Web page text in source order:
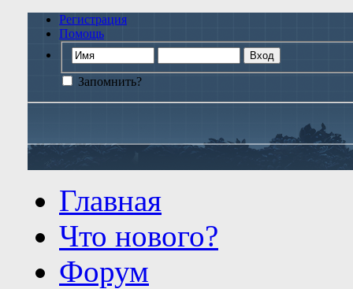
Регистрация
Помощь
Запомнить?
Главная
Что нового?
Форум